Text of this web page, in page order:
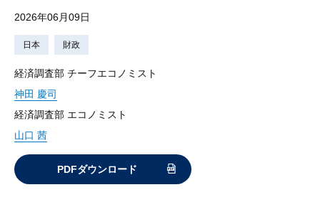
2026年06月09日
日本 財政
経済調査部 チーフエコノミスト
神田 慶司
経済調査部 エコノミスト
山口 茜
PDFダウンロード